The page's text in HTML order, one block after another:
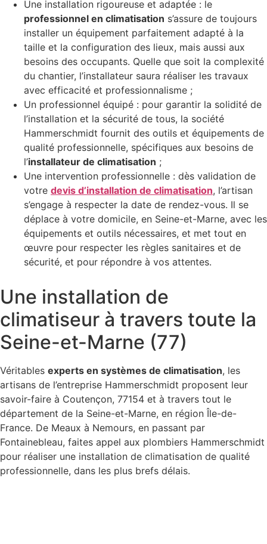
Une installation rigoureuse et adaptée : le
professionnel en climatisation s’assure de toujours
installer un équipement parfaitement adapté à la
taille et la configuration des lieux, mais aussi aux
besoins des occupants. Quelle que soit la complexité
du chantier, l’installateur saura réaliser les travaux
avec efficacité et professionnalisme ;
Un professionnel équipé : pour garantir la solidité de
l’installation et la sécurité de tous, la société
Hammerschmidt fournit des outils et équipements de
qualité professionnelle, spécifiques aux besoins de
l’installateur de climatisation ;
Une intervention professionnelle : dès validation de
votre devis d’installation de climatisation, l’artisan
s’engage à respecter la date de rendez-vous. Il se
déplace à votre domicile, en Seine-et-Marne, avec les
équipements et outils nécessaires, et met tout en
œuvre pour respecter les règles sanitaires et de
sécurité, et pour répondre à vos attentes.
Une installation de
climatiseur à travers toute la
Seine-et-Marne (77)
Véritables experts en systèmes de climatisation, les
artisans de l’entreprise Hammerschmidt proposent leur
savoir-faire à Coutençon, 77154 et à travers tout le
département de la Seine-et-Marne, en région Île-de-
France. De Meaux à Nemours, en passant par
Fontainebleau, faites appel aux plombiers Hammerschmidt
pour réaliser une installation de climatisation de qualité
professionnelle, dans les plus brefs délais.